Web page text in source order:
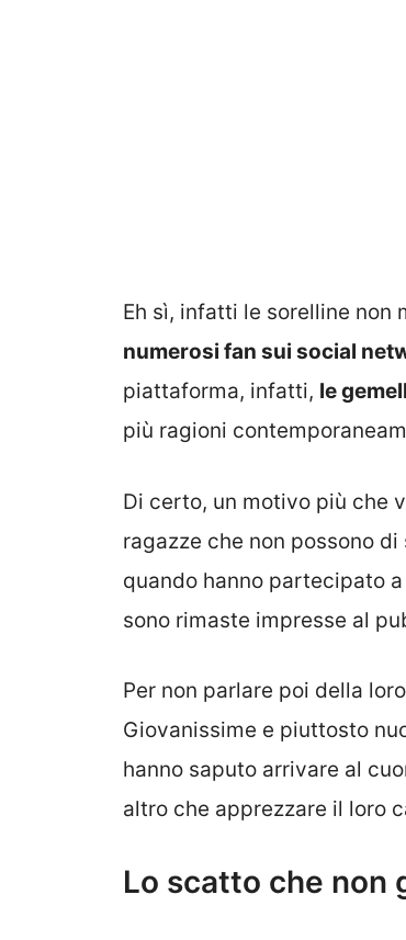
Eh sì, infatti le sorelline non
numerosi fan sui social
piattaforma, infatti, le
più ragioni
Di certo, un motivo più che
ragazze che non possono
quando hanno partecipato a
sono rimaste impresse al
Per non parlare poi della loro
Giovanissime e piuttosto
hanno saputo arrivare al
altro che apprezzare il loro
Lo scatto che non